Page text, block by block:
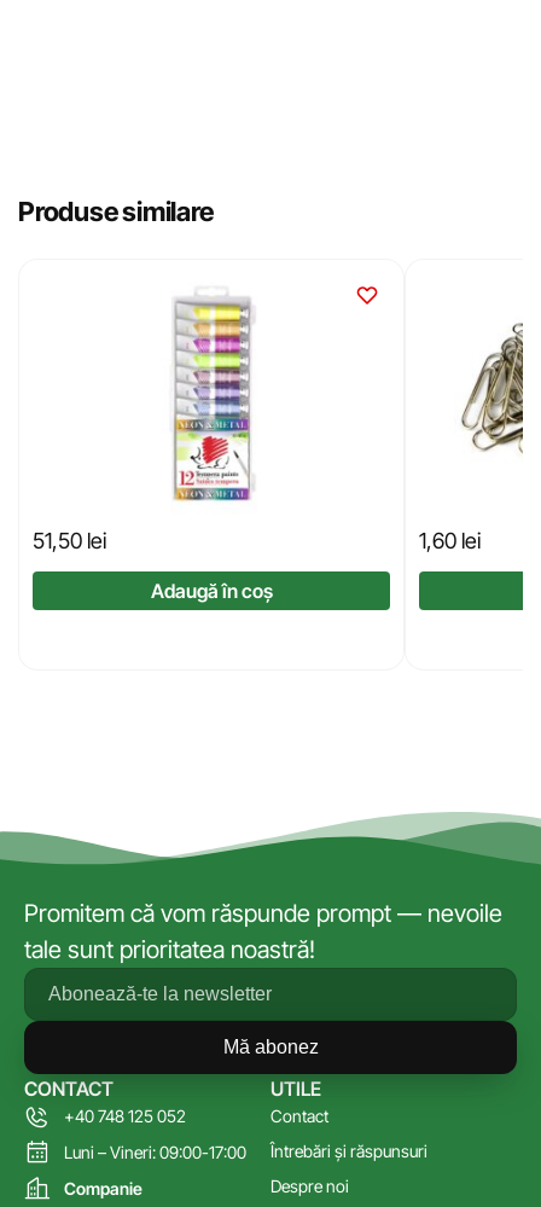
Produse similare
51,50 lei
Adaugă în coș
1,60 lei
Promitem că vom răspunde prompt — nevoile
tale sunt prioritatea noastră!
Mă abonez
UTILE
Contact
Întrebări și răspunsuri
Despre noi
CONTACT
+40 748 125 052
Luni – Vineri: 09:00-17:00
Companie